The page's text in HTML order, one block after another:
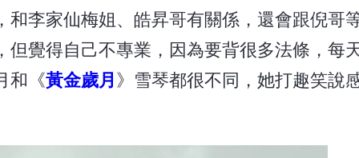
李家仙梅姐、皓昇哥有關係，還會跟倪哥
覺得自己不專業，因為要背很多法條，每
和《黃金歲月》雪琴都很不同，她打趣笑說